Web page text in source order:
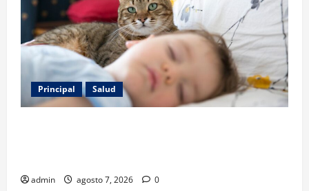
Principal Salud
admin agosto 7, 2026
0